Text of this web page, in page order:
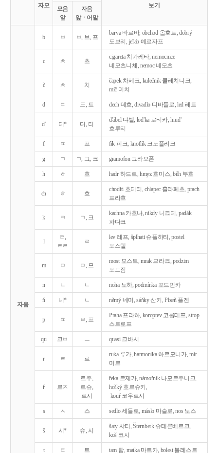
자모
보기
모음
앞
자음
앞ㆍ어말
자음
b ㅂ ㅂ, 브, 프
barva 바르바, obchod 옵호트, dobrý
도브리, jeřab 예르자프
c ㅊ 츠
cigareta 치가레타, nemocnice
네모츠니체, nemoc 네모츠
č ㅊ 치
čapek 차페크, kulečnik 쿨레치니크,
míč 미치
d ㄷ 드, 트 dech 데흐, divadlo 디바들로, led 레트
d' 디* 디, 티
d'ábel 댜벨, lod'ka 로티카, hrud'
흐루티
f ㅍ 프 fík 피크, knoflík 크노플리크
g ㄱ ㄱ, 그, 크 gramofon 그라모폰
h ㅎ 흐 hadr 하드르, hmyz 흐미스, bůh 부흐
ch ㅎ 흐
choditi 호디티, chlapec 흘라페츠, prach
프라흐
k ㅋ ㄱ, 크
kachna 카흐나, nikdy 니크디, padák
파다크
l
ㄹ,
ㄹㄹ
ㄹ
lev 레프, šplhati 슈플하티, postel
포스텔
m ㅁ ㅁ, 므
most 모스트, mrak 므라크, podzim
포드짐
n ㄴ ㄴ noha 노하, podmínka 포드민카
ň 니* ㄴ němý 네미, sáňky 산키, Plzeň 플젠
p ㅍ ㅂ, 프
Praha 프라하, koroptev 코롭테프, strop
스트로프
qu 크ㅂ ㅡ quasi 크바시
r ㄹ 르
ruka 루카, harmonika 하르모니카, mír
미르
ř 르ㅈ
르주,
르슈,
르시
řeka 르제카, námořník 나모르주니크,
hořký 호르슈키,
kouř 코우르시
s ㅅ 스 sedlo 세들로, máslo 마슬로, nos 노스
š 시* 슈, 시
šaty 샤티, Šternberk 슈테른베르크,
koš 코시
t ㅌ 트 tam 탐, matka 마트카, bolest 볼레스트